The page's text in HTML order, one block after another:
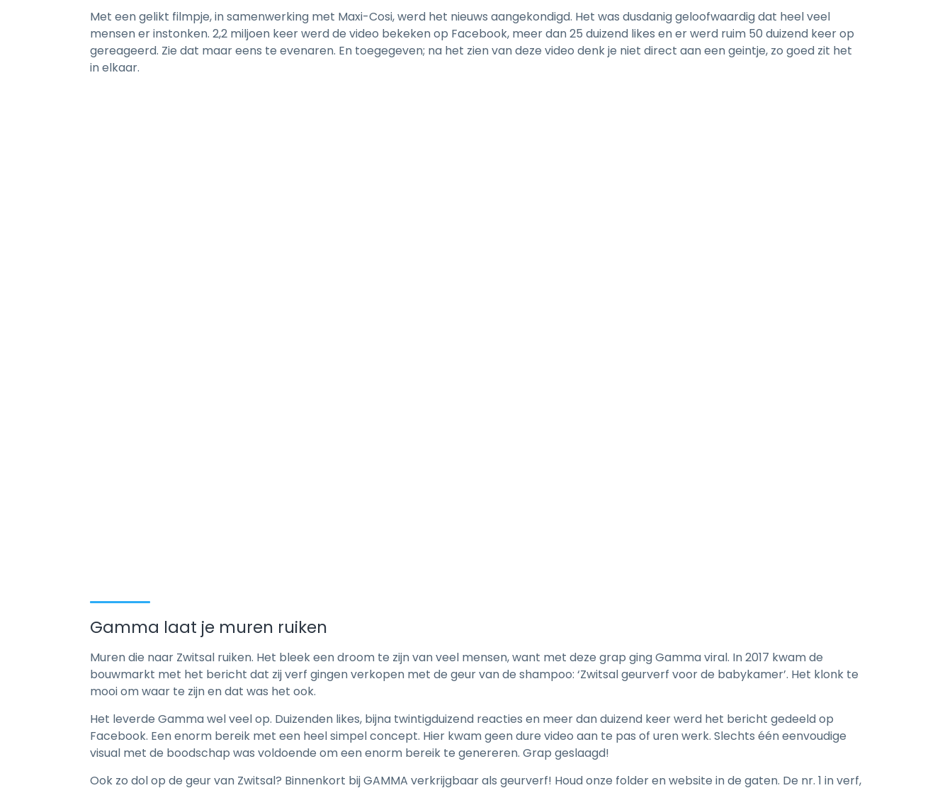
Met een gelikt filmpje, in samenwerking met Maxi-Cosi, werd het nieuws aangekondigd. Het was dusdanig geloofwaardig dat heel veel
mensen er instonken. 2,2 miljoen keer werd de video bekeken op Facebook, meer dan 25 duizend likes en er werd ruim 50 duizend keer op
gereageerd. Zie dat maar eens te evenaren. En toegegeven; na het zien van deze video denk je niet direct aan een geintje, zo goed zit het
in elkaar.
Gamma laat je muren ruiken
Muren die naar Zwitsal ruiken. Het bleek een droom te zijn van veel mensen, want met deze grap ging Gamma viral. In 2017 kwam de
bouwmarkt met het bericht dat zij verf gingen verkopen met de geur van de shampoo: ‘Zwitsal geurverf voor de babykamer’. Het klonk te
mooi om waar te zijn en dat was het ook.
Het leverde Gamma wel veel op. Duizenden likes, bijna twintigduizend reacties en meer dan duizend keer werd het bericht gedeeld op
Facebook. Een enorm bereik met een heel simpel concept. Hier kwam geen dure video aan te pas of uren werk. Slechts één eenvoudige
visual met de boodschap was voldoende om een enorm bereik te genereren. Grap geslaagd!
Ook zo dol op de geur van Zwitsal? Binnenkort bij GAMMA verkrijgbaar als geurverf! Houd onze folder en website in de gaten. De nr. 1 in verf,